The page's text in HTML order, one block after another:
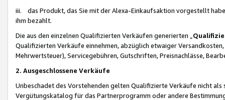
iii. das Produkt, das Sie mit der Alexa-Einkaufsaktion vorgestellt
ihm bezahlt.
Die aus den einzelnen Qualifizierten Verkäufen generierten „
Qualifizierten Verkäufe einnehmen, abzüglich etwaiger
Mehrwertsteuer), Servicegebühren, Gutschriften, Preisnachlässe,
2. Ausgeschlossene Verkäufe
Unbeschadet des Vorstehenden gelten Qualifizierte Verkäufe nicht
Vergütungskatalog für das Partnerprogramm oder andere